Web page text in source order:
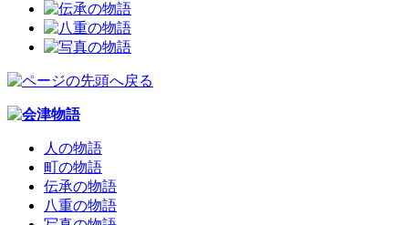
人の物語
町の物語
伝承の物語
八重の物語